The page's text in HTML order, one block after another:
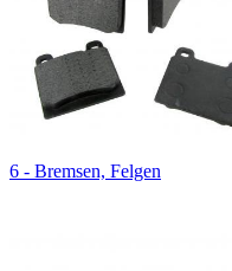
6 - Bremsen, Felgen